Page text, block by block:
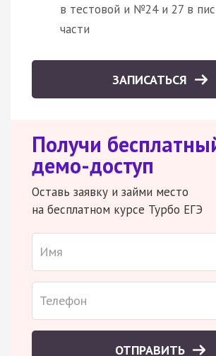
в тестовой и №24 и 27 в
части
ЗАПИСАТЬСЯ
Получи
демо-доступ
Оставь заявку и займи место
на бесплатном курсе Турбо ЕГЭ
ОТПРАВИТЬ